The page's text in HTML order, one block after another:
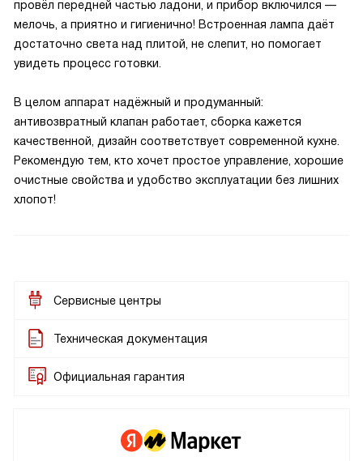
провёл передней частью ладони, и прибор включился —
мелочь, а приятно и гигиенично! Встроенная лампа даёт
достаточно света над плитой, не слепит, но помогает
увидеть процесс готовки.
В целом аппарат надёжный и продуманный:
антивозвратный клапан работает, сборка кажется
качественной, дизайн соответствует современной кухне.
Рекомендую тем, кто хочет простое управление, хорошие
очистные свойства и удобство эксплуатации без лишних
хлопот!
Сервисные центры
Техническая документация
Официальная гарантия